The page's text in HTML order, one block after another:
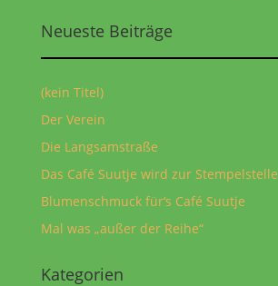
Neueste Beiträge
(kein Titel)
Der Verein
Die Langsamstraße
Das Café Suutje wird zur Stempelstelle
Blumenschmuck für‘s Café Suutje
Mal was „außer der Reihe“
Kategorien